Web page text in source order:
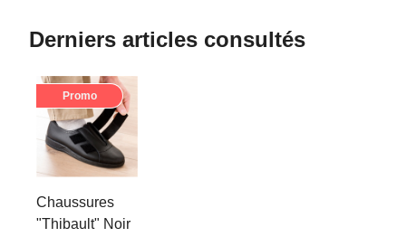
Derniers articles consultés
Promo
Chaussures
"Thibault" Noir